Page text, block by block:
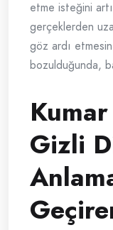
etme isteğini
gerçeklerden
göz ardı
bozulduğunda,
Gizli